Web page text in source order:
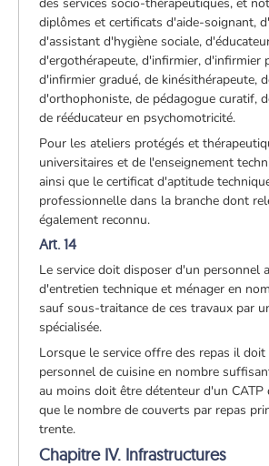
diplômes et certificats d'aide-soignant,
d'assistant d'hygiène sociale,
d'ergothérapeute, d'infirmier, d'infirmier
d'infirmier gradué, de kinésithérapeute,
d'orthophoniste, de pédagogue curatif,
de rééducateur en psychomotricité.
Pour les ateliers protégés et
universitaires et de l'enseignement
ainsi que le certificat d'aptitude
professionnelle dans la branche dont
également reconnu.
Art. 14
Le service doit disposer d'un personnel
d'entretien technique et ménager en
sauf sous-traitance de ces travaux par
spécialisée.
Lorsque le service offre des repas il
personnel de cuisine en nombre
au moins doit être détenteur d'un CATP
que le nombre de couverts par repas
trente.
Chapitre IV. Infrastructures